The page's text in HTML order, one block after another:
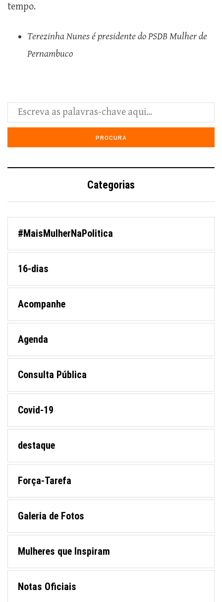
tempo.
Terezinha Nunes é presidente do PSDB Mulher de
Pernambuco
Categorias
#MaisMulherNaPolitica
16-dias
Acompanhe
Agenda
Consulta Pública
Covid-19
destaque
Força-Tarefa
Galeria de Fotos
Mulheres que Inspiram
Notas Oficiais